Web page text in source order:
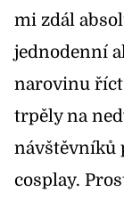
mi zdál
jednodenní
narovinu
trpěly na
návštěvníků
cosplay.